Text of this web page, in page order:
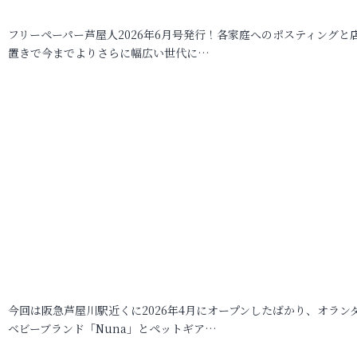
フリーペーパー芦屋人2026年6月号発行！各家庭へのポスティングと
置きで今までよりさらに幅広い世代に…
今回は阪急芦屋川駅近くに2026年4月にオープンしたばかり、オラン
ベビーブランド「Nuna」とペットギア…